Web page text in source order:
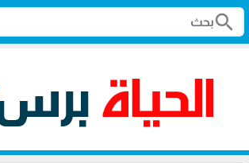
search